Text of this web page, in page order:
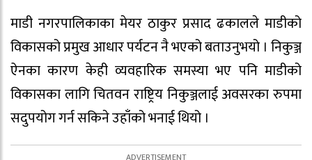
माडी नगरपालिकाका मेयर ठाकुर प्रसाद ढकालले माडीको
विकासको प्रमुख आधार पर्यटन नै भएको बताउनुभयो । निकुञ्ज
ऐनका कारण केही व्यवहारिक समस्या भए पनि माडीको
विकासका लागि चितवन राष्ट्रिय निकुञ्जलाई अवसरका रुपमा
सदुपयोग गर्न सकिने उहाँको भनाई थियो ।